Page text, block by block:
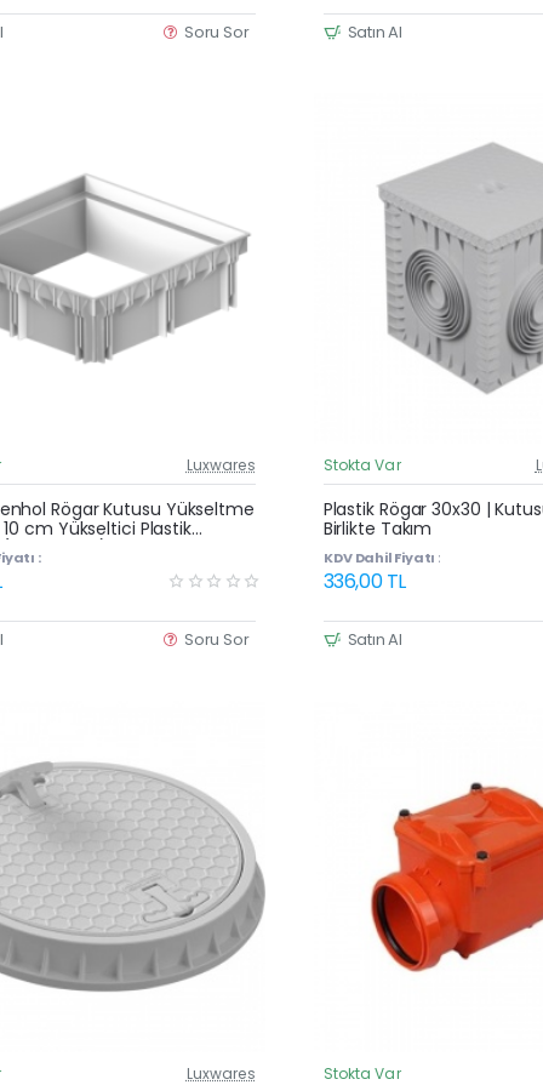
Soru Sor Satın Al
Güncel Fiyat
Yeni Ürün
Çok Satan
Luxwares
Rögar Kutusu Yükseltme
10 cm Yükseltici Plastik
cm)
:
Soru Sor
Stokta Var
Plastik Rögar 30x30 |
Birlikte Takım
KDV Dahil Fiyatı :
336,00 TL
Satın Al
Güncel Fiyat
Luxwares Stokta Var